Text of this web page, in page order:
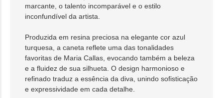
marcante, o talento incomparável e o estilo
inconfundível da artista.
Produzida em resina preciosa na elegante cor azul
turquesa, a caneta reflete uma das tonalidades
favoritas de Maria Callas, evocando também a beleza
e a fluidez de sua silhueta. O design harmonioso e
refinado traduz a essência da diva, unindo sofisticação
e expressividade em cada detalhe.